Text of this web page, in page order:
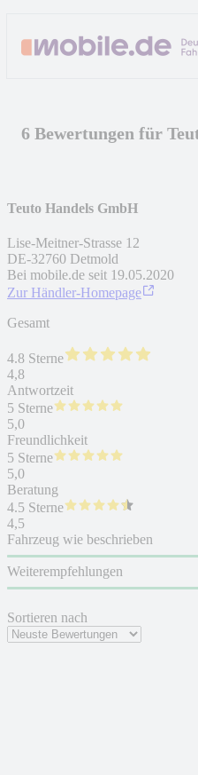
6 Bewertungen für
Sortieren nach
Teuto Handels GmbH
Lise-Meitner-Strasse 12
DE-32760 Detmold
Bei mobile.de seit 19.05.2020
Zur Händler-Homepage
Gesamt
4.8 Sterne
4,8
Antwortzeit
5 Sterne
5,0
Freundlichkeit
5 Sterne
5,0
Beratung
4.5 Sterne
4,5
Fahrzeug wie beschrieben
Weiterempfehlungen